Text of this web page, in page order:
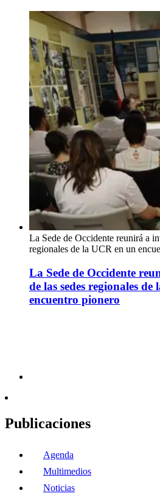
La Sede de Occidente reunirá a
regionales de la UCR en un
La Sede de Occidente
de las sedes regionales
encuentro pionero
Publicaciones
Agenda
Multimedios
Noticias